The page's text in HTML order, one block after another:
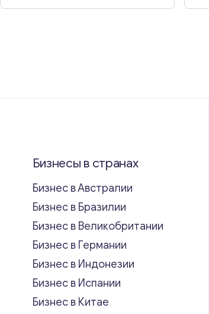
Бизнесы в странах
Бизнес в Австралии
Бизнес в Бразилии
Бизнес в Великобритании
Бизнес в Германии
Бизнес в Индонезии
Бизнес в Испании
Бизнес в Китае